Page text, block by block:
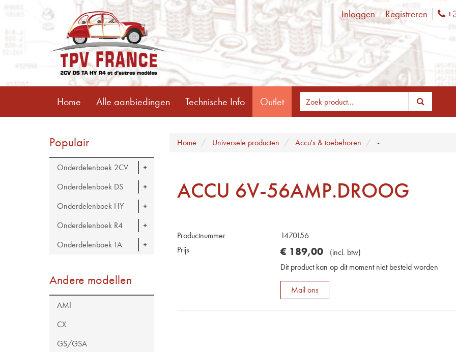
Inloggen Registreren
Home Alle aanbiedingen Technische Info Outlet
Populair
Onderdelenboek 2CV
Onderdelenboek DS
Onderdelenboek HY
Onderdelenboek R4
Onderdelenboek TA
Andere modellen
AMI
CX
GS/GSA
Home Universele producten Accu's & toebehoren -
ACCU 6V-56AMP.DROOG
Productnummer
1470156
Prijs
€ 189,00 (incl. btw)
Dit product kan op dit moment niet besteld worden
Mail ons